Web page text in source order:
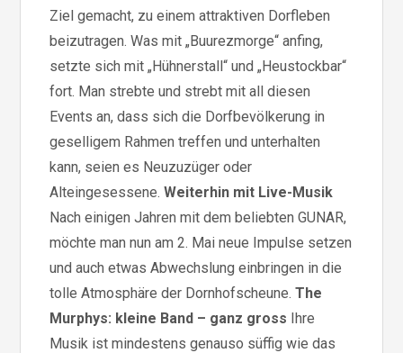
Ziel gemacht, zu einem attraktiven Dorfleben
beizutragen. Was mit „Buurezmorge“ anfing,
setzte sich mit „Hühnerstall“ und „Heustockbar“
fort. Man strebte und strebt mit all diesen
Events an, dass sich die Dorfbevölkerung in
geselligem Rahmen treffen und unterhalten
kann, seien es Neuzuzüger oder
Alteingesessene.Weiterhin mit Live-Musik
Nach einigen Jahren mit dem beliebten GUNAR,
möchte man nun am 2. Mai neue Impulse setzen
und auch etwas Abwechslung einbringen in die
tolle Atmosphäre der Dornhofscheune.The
Murphys: kleine Band – ganz gross Ihre
Musik ist mindestens genauso süffig wie das